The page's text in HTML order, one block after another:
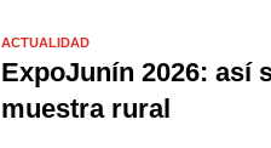
ACTUALIDAD
ExpoJunín 2026: así
muestra rural